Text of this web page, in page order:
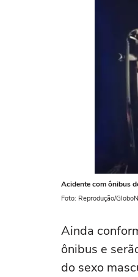
Acidente com ônibus
Foto: Reprodução/
Ainda
ônibus e
do sexo